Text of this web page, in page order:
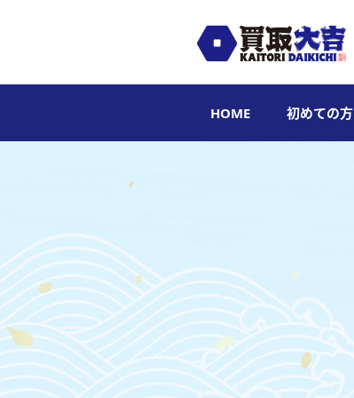
HOME 初めての方